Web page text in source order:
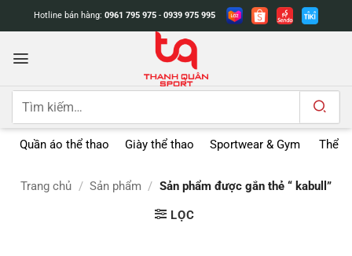
dung
Hotline bán hàng: 0961 795 975 - 0939 975 995
Tìm
Quần áo thể thao Giày thể thao Sportwear & Gym Thể
Trang chủ / Sản phẩm / Sản phẩm được gắn thẻ “ kabull”
LỌC